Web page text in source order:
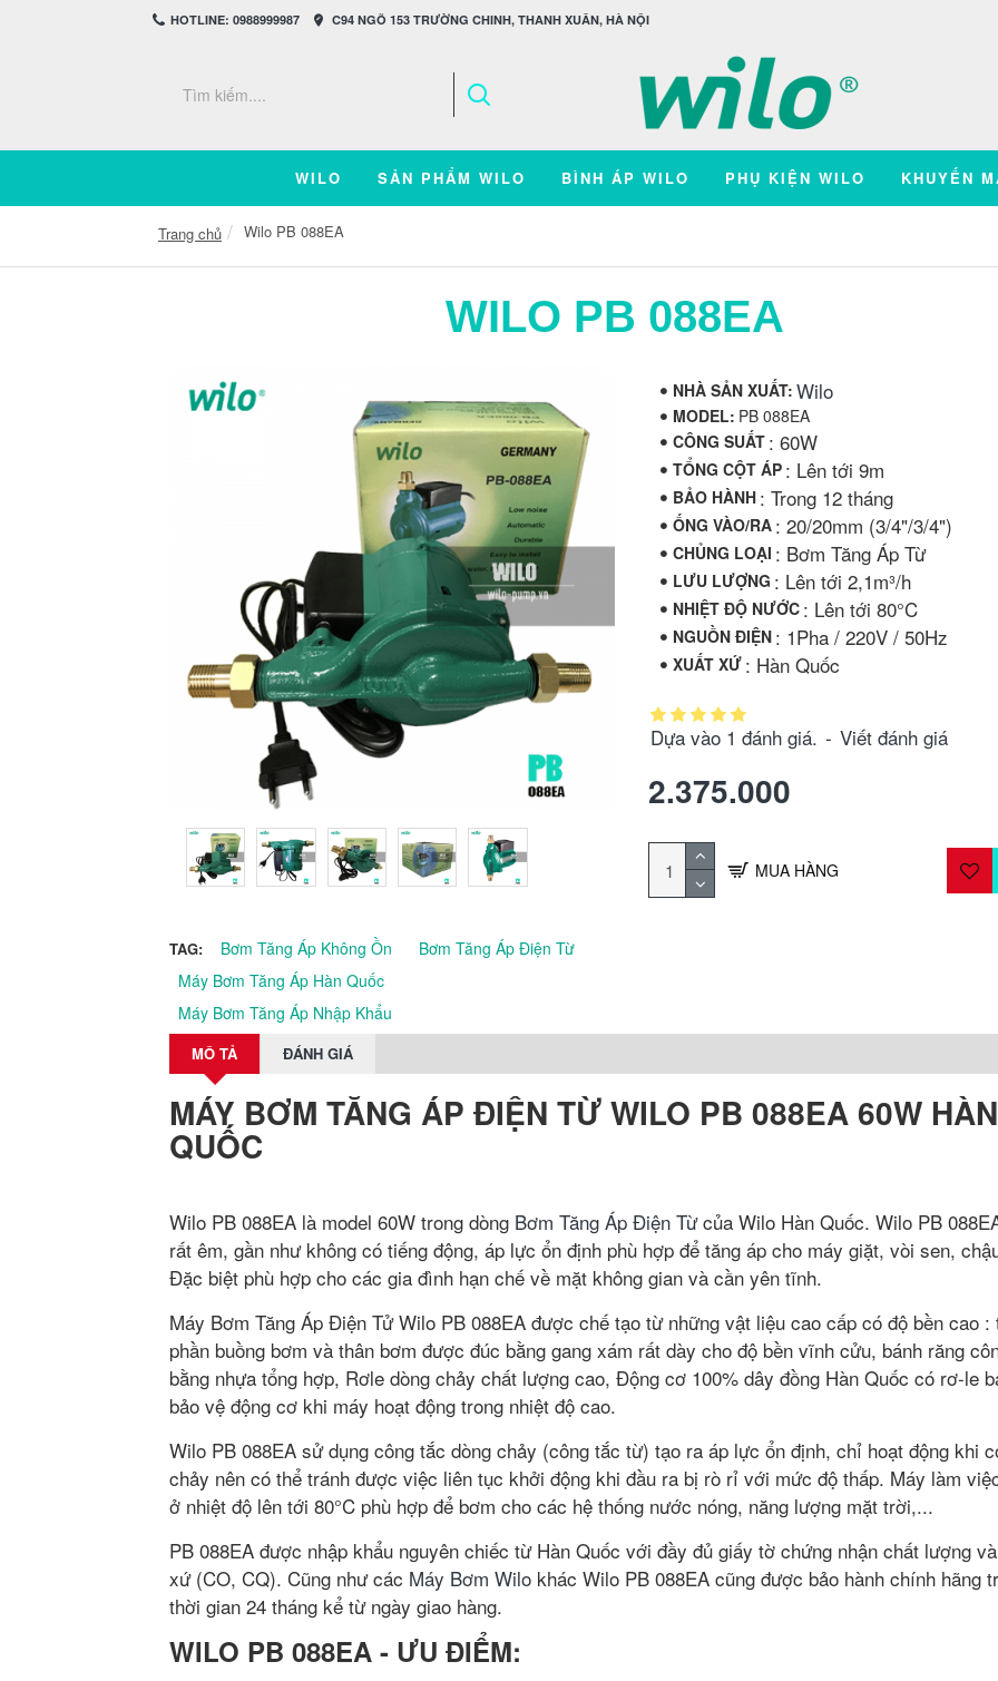
HOTLINE: 0988999987 C94 NGÕ 153 TRƯỜNG CHINH, THANH XUÂN, HÀ NỘI
WILO SẢN PHẨM WILO BÌNH ÁP WILO PHỤ KIỆN WILO KHUYẾN
Trang chủ Wilo PB 088EA
WILO PB 088EA
TAG: Bơm Tăng Áp Không Ồn
Bơm Tăng Áp Điện Từ
Máy Bơm Tăng Áp Hàn Quốc
Máy Bơm Tăng Áp Nhập Khẩu
NHÀ SẢN XUẤT: Wilo
MODEL: PB 088EA
CÔNG SUẤT : 60W
TỔNG CỘT ÁP : Lên tới 9m
BẢO HÀNH : Trong 12 tháng
ỐNG VÀO/RA : 20/20mm (3/4"/3/4")
CHỦNG LOẠI : Bơm Tăng Áp Từ
LƯU LƯỢNG : Lên tới 2,1m³/h
NHIỆT ĐỘ NƯỚC : Lên tới 80°C
NGUỒN ĐIỆN : 1Pha / 220V / 50Hz
XUẤT XỨ : Hàn Quốc
Dựa vào 1 đánh giá. - Viết đánh giá
2.375.000
MUA HÀNG
MÔ TẢ ĐÁNH GIÁ
MÁY BƠM TĂNG ÁP ĐIỆN TỪ WILO PB 088EA 60W HÀN
QUỐC
Wilo PB 088EA là model 60W trong dòng Bơm Tăng Áp Điện Từcủa Wilo Hàn Quốc. Wilo PB
rất êm, gần như không có tiếng động, áp lực ổn định phù hợp để tăng áp cho máy giặt, vòi sen,
Đặc biệt phù hợp cho các gia đình hạn chế về mặt không gian và cần yên tĩnh.
Máy Bơm Tăng Áp Điện Tử Wilo PB 088EA được chế tạo từ những vật liệu cao cấp có độ bền cao :
phần buồng bơm và thân bơm được đúc bằng gang xám rất dày cho độ bền vĩnh cửu, bánh răng
bằng nhựa tổng hợp, Rơle dòng chảy chất lượng cao, Động cơ 100% dây đồng Hàn Quốc có rơ-le
bảo vệ động cơ khi máy hoạt động trong nhiệt độ cao.
Wilo PB 088EA sử dụng công tắc dòng chảy (công tắc từ) tạo ra áp lực ổn định, chỉ hoạt động khi
chảy nên có thể tránh được việc liên tục khởi động khi đầu ra bị rò rỉ với mức độ thấp. Máy làm
ở nhiệt độ lên tới 80°C phù hợp để bơm cho các hệ thống nước nóng, năng lượng mặt trời,...
PB 088EA được nhập khẩu nguyên chiếc từ Hàn Quốc với đầy đủ giấy tờ chứng nhận chất lượng
xứ (CO, CQ). Cũng như các Máy Bơm Wilo khác Wilo PB 088EA cũng được bảo hành chính hãng
thời gian 24 tháng kể từ ngày giao hàng.
WILO PB 088EA - ƯU ĐIỂM: